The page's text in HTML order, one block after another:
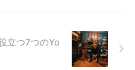
立つ7つのYo